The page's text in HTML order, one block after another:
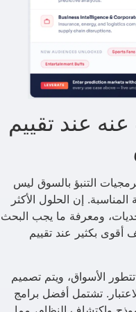
عند تقييم
التنبؤ بالسوق ليس
إن الحلول الأكثر
ومعرفة ما يجب البحث
بكثير عند تقييم
تتطور الأسواق، ويتم تصميم
تشتمل أفضل برامج